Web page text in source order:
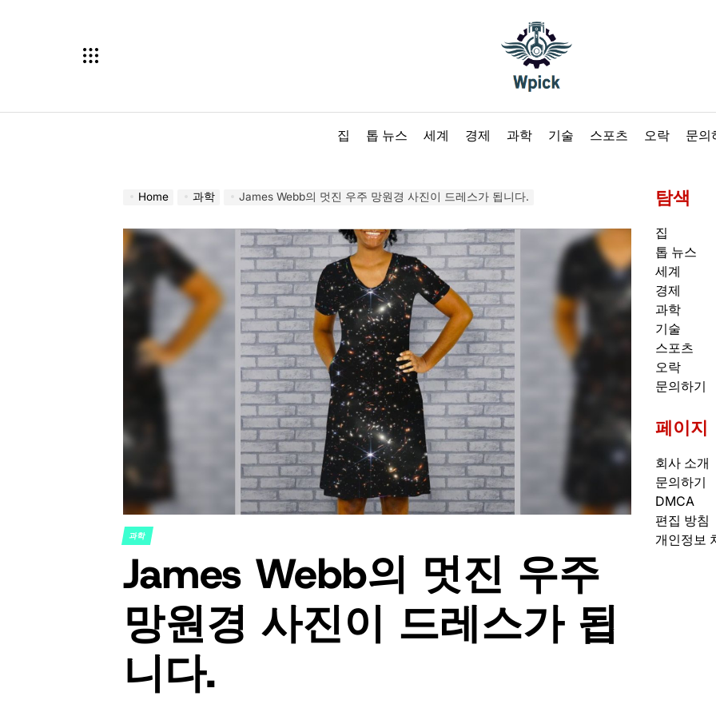
집
톱 뉴스 세계 경제 과학 기술 스포츠 오락 문의
Home 과학 James Webb의 멋진 우주 망원경 사진이 드레스가 됩니다.
POSTED
과학
James Webb의 멋진 우주
망원경 사진이 드레스가 됩
니다.
탐색
집
톱 뉴스
세계
경제
과학
기술
스포츠
오락
문의하기
페이지
회사 소개
문의하기
DMCA
편집 방침
개인정보